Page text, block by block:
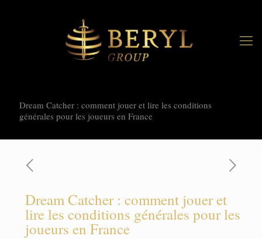
Dream Catcher : comment jouer et lire les conditions
générales pour les joueurs en France
Dream Catcher : comment jouer et
lire les conditions générales pour les
joueurs en France